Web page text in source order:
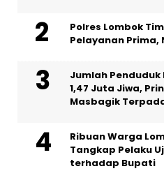
Polres Lombok
Pelayanan Prima,
Jumlah Penduduk
1,47 Juta Jiwa,
Masbagik
Ribuan Warga
Tangkap Pelaku
terhadap Bupati